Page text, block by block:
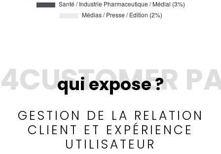
qui expose ?
GESTION DE LA RELATION
CLIENT ET EXPÉRIENCE
UTILISATEUR